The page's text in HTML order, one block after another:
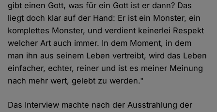
gibt einen Gott, was für ein Gott ist er dann? Das
liegt doch klar auf der Hand: Er ist ein Monster, ein
komplettes Monster, und verdient keinerlei Respekt
welcher Art auch immer. In dem Moment, in dem
man ihn aus seinem Leben vertreibt, wird das Leben
einfacher, echter, reiner und ist es meiner Meinung
nach mehr wert, gelebt zu werden."
Das Interview machte nach der Ausstrahlung der